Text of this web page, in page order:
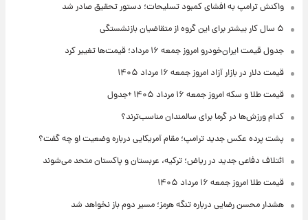
واکنش ترامپ به افشای کمبود تسلیحات؛ دستور تحقیق صادر شد
۵ سال کار بیشتر برای این گروه از متقاضیان بازنشستگی
جدول قیمت ایران‌خودرو امروز جمعه ۱۶ مرداد؛ قیمت‌ها تغییر کرد
قیمت دلار در بازار آزاد امروز جمعه ۱۶ مرداد ۱۴۰۵
قیمت طلا و سکه امروز جمعه ۱۶ مرداد ۱۴۰۵ +جدول
کدام ورزش‌ها در گرما برای سالمندان مناسب‌ترند؟
پشت پرده عکس جدید ترامپ؛ مقام آمریکایی درباره وضعیت او چه گفت؟
ائتلاف دفاعی جدید در ریاض؛ ترکیه، عربستان و پاکستان متحد می‌شوند
قیمت طلا امروز جمعه ۱۶ مرداد ۱۴۰۵
هشدار محسن رضایی درباره تنگه هرمز؛ مسیر دوم باز نخواهد شد